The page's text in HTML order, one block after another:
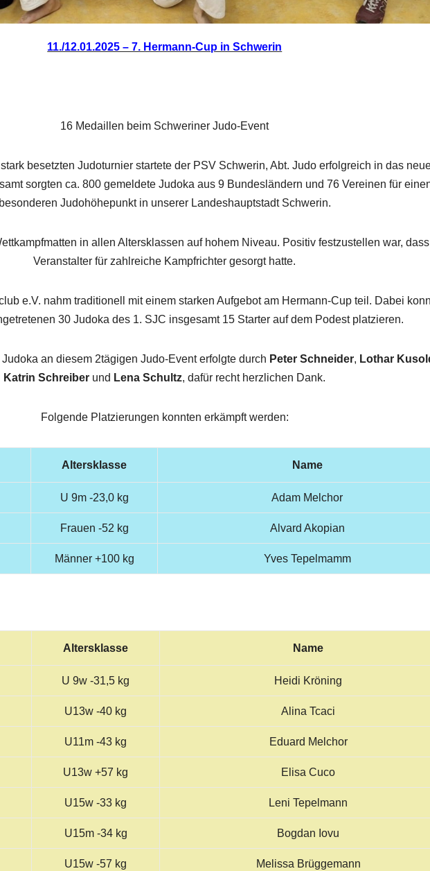
11./12.01.2025 – 7. Hermann-Cup in Schwerin
16 Medaillen beim Schweriner Judo-Event
besetzten Judoturnier startete der PSV Schwerin, Abt. Judo erfolgreich in das
sorgten ca. 800 gemeldete Judoka aus 9 Bundesländern und 76 Vereinen für
besonderen Judohöhepunkt in unserer Landeshauptstadt Schwerin.
in allen Altersklassen auf hohem Niveau. Positiv festzustellen war,
Veranstalter für zahlreiche Kampfrichter gesorgt hatte.
e.V. nahm traditionell mit einem starken Aufgebot am Hermann-Cup teil. Dabei
30 Judoka des 1. SJC insgesamt 15 Starter auf dem Podest platzieren.
an diesem 2tägigen Judo-Event erfolgte durch Peter Schneider, Lothar
Katrin Schreiber und Lena Schultz, dafür recht herzlichen Dank.
Folgende Platzierungen konnten erkämpft werden:
Altersklasse Name
U 9m -23,0 kg Adam Melchor
Frauen -52 kg Alvard Akopian
Männer +100 kg Yves Tepelmamm
Altersklasse Name
U 9w -31,5 kg Heidi Kröning
U13w -40 kg Alina Tcaci
U11m -43 kg Eduard Melchor
U13w +57 kg Elisa Cuco
U15w -33 kg Leni Tepelmann
U15m -34 kg Bogdan Iovu
U15w -57 kg Melissa Brüggemann